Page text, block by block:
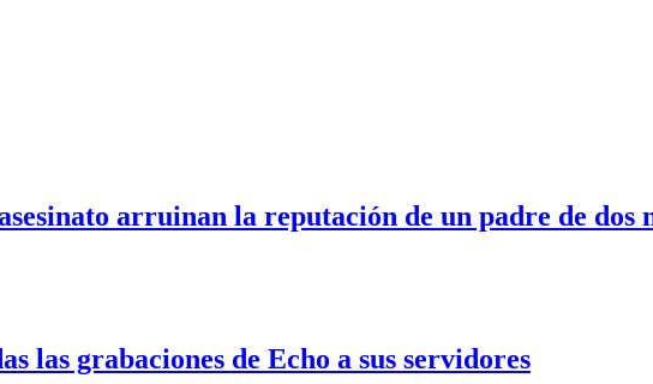
arruinan la reputación de un padre de dos
las grabaciones de Echo a sus servidores